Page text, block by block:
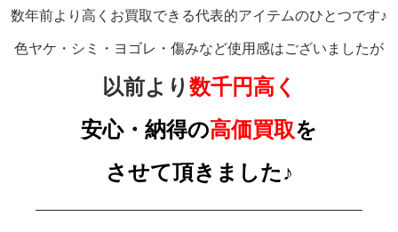
数年前より高くお買取できる代表的アイテムのひとつです♪
色ヤケ・シミ・ヨゴレ・傷みなど使用感はございましたが
以前より 数千円高く
安心・納得の高価買取を
させて頂きま した♪
———————————————————————